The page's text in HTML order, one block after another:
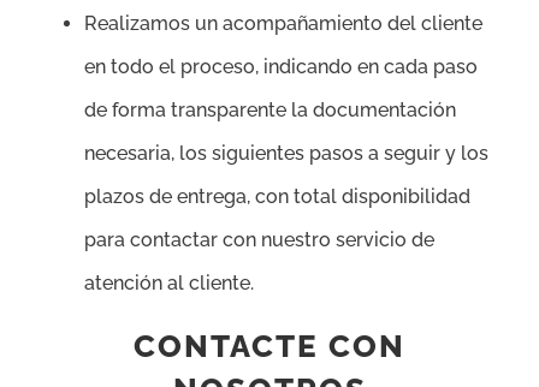
Realizamos un acompañamiento del cliente
en todo el proceso, indicando en cada paso
de forma transparente la documentación
necesaria, los siguientes pasos a seguir y los
plazos de entrega, con total disponibilidad
para contactar con nuestro servicio de
atención al cliente.
CONTACTE CON